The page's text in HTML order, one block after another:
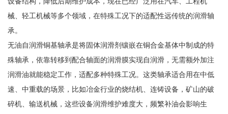
械、轻工机械等多个领域，在特殊工况下的适配性远传统的润滑轴
承。
无油自润滑铜基轴承是将固体润滑剂镶嵌在铜合金基体中制成的特
殊轴承，依靠转移到配合轴面的润滑膜实现自润滑，无需额外加注
润滑油就能稳定工作，适配多种特殊工况。这类轴承适合用在中低
速、中重载的场景，比如冶金行业的烧结机、连铸设备，矿山的破
碎机、输送机械，这些设备润滑维护难度大，频繁补油会影响生